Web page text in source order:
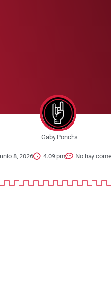
Gaby Ponchs
8, 2026 4:09 pm No hay